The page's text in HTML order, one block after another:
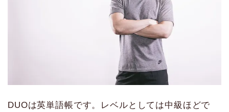
DUOは英単語帳です。レベルとしては中級ほどで